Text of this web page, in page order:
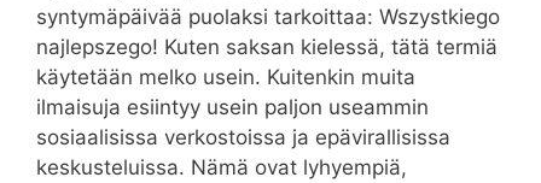
syntymäpäivää puolaksi tarkoittaa: Wszystkiego
najlepszego! Kuten saksan kielessä, tätä termiä
käytetään melko usein. Kuitenkin muita
ilmaisuja esiintyy usein paljon useammin
sosiaalisissa verkostoissa ja epävirallisissa
keskusteluissa. Nämä ovat lyhyempiä,